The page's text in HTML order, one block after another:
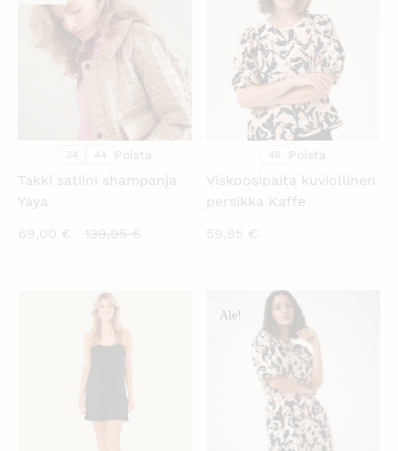
34 44 Poista
Takki satiini shampanja
Yaya
69,00 €
Nykyinen
69,00 €.
139,95€Alkuperäinen
46 Poista
Viskoosipaita kuviollinen
persikka Kaffe
59,95 €
KATSO PIKANÄKYMÄ Ale! KATSO PIKANÄKYMÄ